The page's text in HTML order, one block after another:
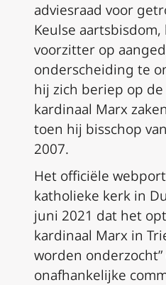
adviesraad voor
Keulse
voorzitter op
onderscheiding te
hij zich beriep op
kardinaal Marx
toen hij bisschop
2007.
Het officiële
katholieke kerk in
juni 2021 dat het
kardinaal Marx in
worden
onafhankelijke